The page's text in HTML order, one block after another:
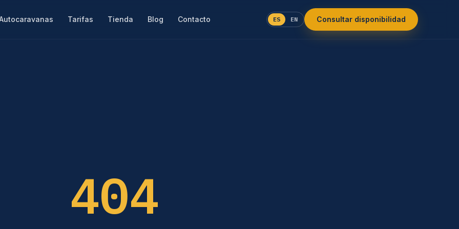
Tarifas Tienda Blog Contacto ES EN Consultar disponibilidad
404